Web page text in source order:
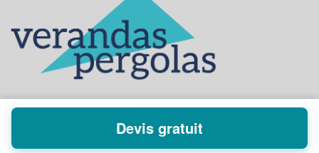
Powered byPlus que pro
Devis gratuit